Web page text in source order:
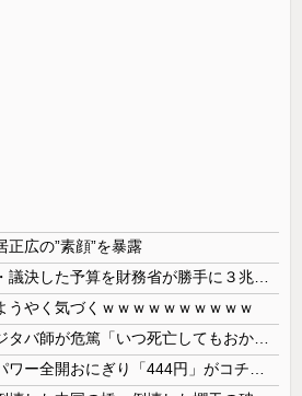
正広の”素顔”を暴露
うやく気づくｗｗｗｗｗｗｗｗｗｗ